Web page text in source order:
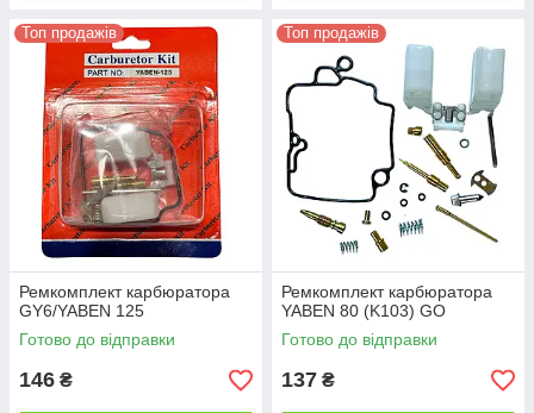
Топ продажів
Ремкомплект карбюратора
GY6/YABEN 125
Готово до відправки
146 ₴
Топ продажів
Ремкомплект карбюратора
YABEN 80 (K103) GO
Готово до відправки
137 ₴